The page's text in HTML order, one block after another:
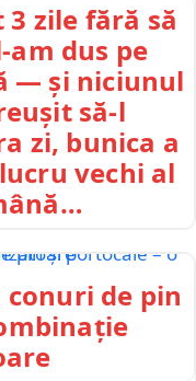
zile fără să
am dus pe
— și niciunul
să-l
zi, bunica a
vechi al
de pin